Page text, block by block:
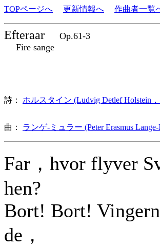
TOPページへ 更新情報へ 作曲者一覧
Efteraar
Op.61-3
Fire sange
詩： ホルスタイン (Ludvig Detlef Holstein，
曲： ランゲ-ミュラー (Peter Erasmus
Far，hvor flyver
hen?
Bort! Bort!
de，